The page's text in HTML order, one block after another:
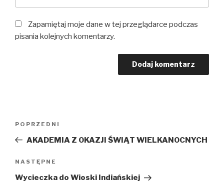
Zapamiętaj moje dane w tej przeglądarce podczas
pisania kolejnych komentarzy.
Poprzedni
wpis
POPRZEDNI
AKADEMIA Z OKAZJI ŚWIĄT WIELKANOCNYCH
Następny
wpis
NASTĘPNE
Wycieczka do Wioski Indiańskiej